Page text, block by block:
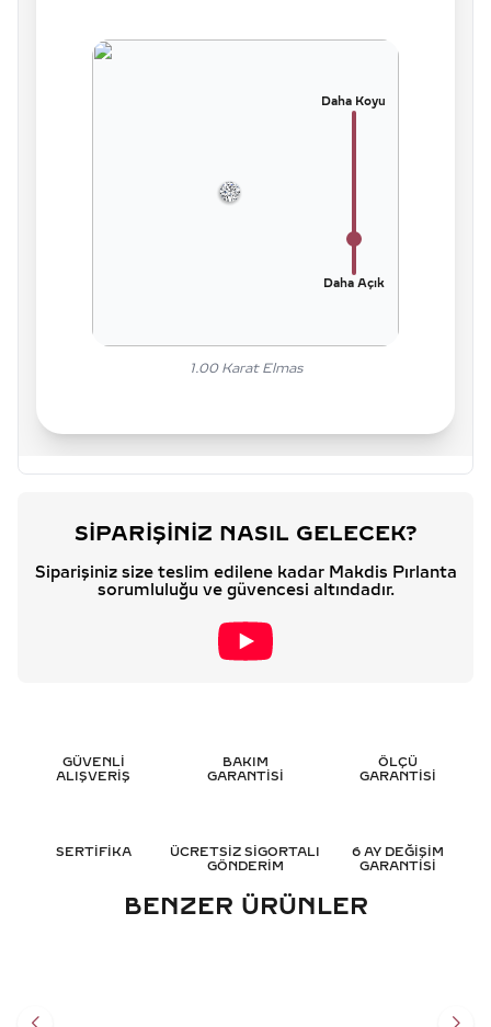
Daha Koyu
Daha Açık
1.00Karat Elmas
SIPARIŞINIZ NASIL GELECEK?
Siparişiniz size teslim edilene kadar Makdis Pırlanta
sorumluluğu ve güvencesi altındadır.
GÜVENLİ
ALIŞVERİŞ
BAKIM
GARANTİSİ
ÖLÇÜ
GARANTİSİ
SERTİFİKA
ÜCRETSİZ SİGORTALI
GÖNDERİM
6 AY DEĞİŞİM
GARANTİSİ
BENZER ÜRÜNLER